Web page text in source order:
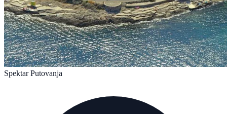
Spektar Putovanja